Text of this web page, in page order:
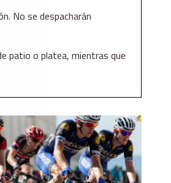
No se despacharán
patio o platea, mientras que